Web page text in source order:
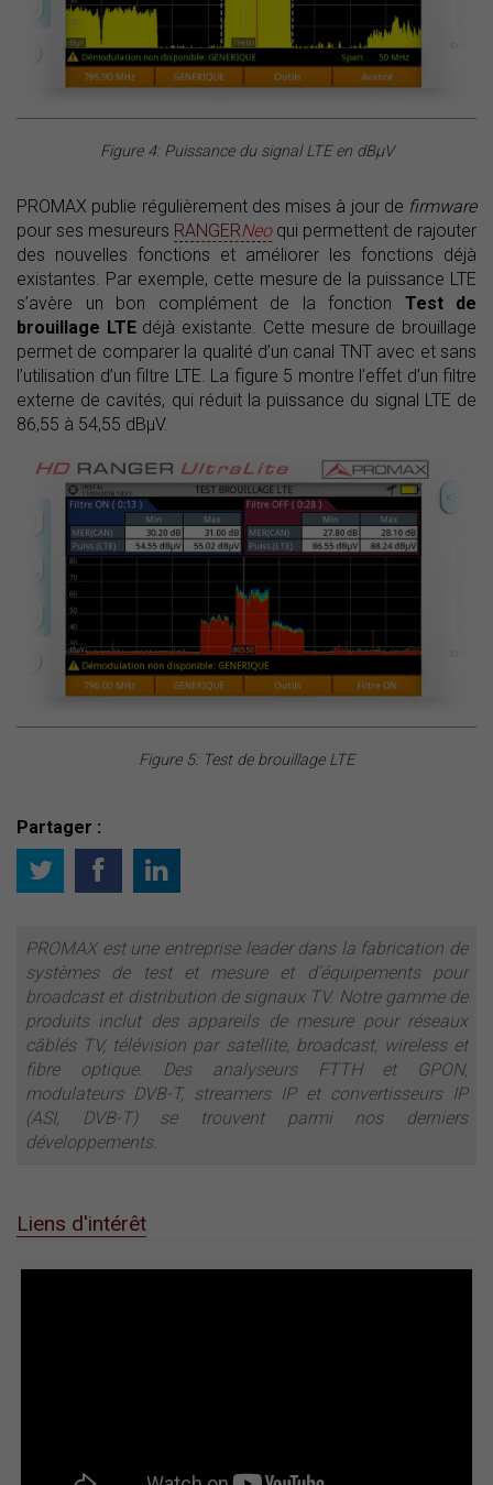
Figure 4: Puissance du signal LTE en dBµV
PROMAX publie régulièrement des mises à jour de firmware
pour ses mesureurs RANGERNeoqui permettent de rajouter
des nouvelles fonctions et améliorer les fonctions déjà
existantes. Par exemple, cette mesure de la puissance LTE
s’avère un bon complément de la fonction Test de
brouillage LTEdéjà existante. Cette mesure de brouillage
permet de comparer la qualité d’un canal TNT avec et sans
l’utilisation d’un filtre LTE. La figure 5 montre l’effet d’un filtre
externe de cavités, qui réduit la puissance du signal LTE de
86,55 à 54,55 dBµV.
Figure 5: Test de brouillage LTE
Partager :
PROMAX est une entreprise leader dans la fabrication de
systèmes de test et mesure et d’équipements pour
broadcast et distribution de signaux TV. Notre gamme de
produits inclut des appareils de mesure pour réseaux
câblés TV, télévision par satellite, broadcast, wireless et
fibre optique. Des analyseurs FTTH et GPON,
modulateurs DVB-T, streamers IP et convertisseurs IP
(ASI, DVB-T) se trouvent parmi nos derniers
développements.
Liens d'intérêt